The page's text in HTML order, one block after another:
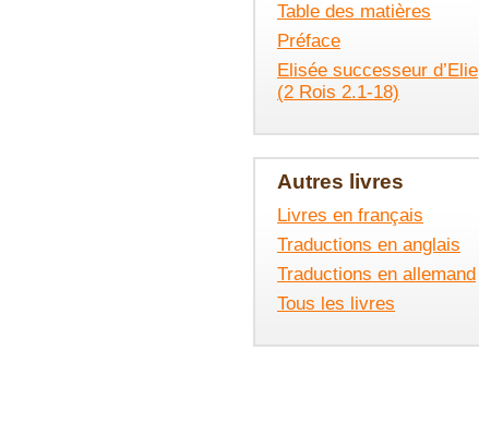
Table des matières
Préface
Elisée successeur d’Elie
(2 Rois 2.1-18)
Autres livres
Livres en français
Traductions en anglais
Traductions en allemand
Tous les livres